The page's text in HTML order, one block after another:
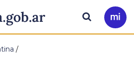
Ir
a
Buscar